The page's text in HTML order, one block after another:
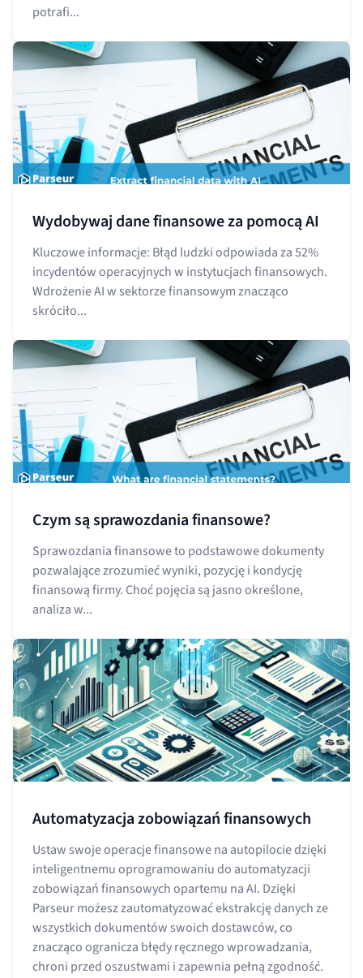
potrafi...
Wydobywaj dane finansowe za pomocą AI
Kluczowe informacje: Błąd ludzki odpowiada za 52%
incydentów operacyjnych w instytucjach finansowych.
Wdrożenie AI w sektorze finansowym znacząco
skróciło...
Czym są sprawozdania finansowe?
Sprawozdania finansowe to podstawowe dokumenty
pozwalające zrozumieć wyniki, pozycję i kondycję
finansową firmy. Choć pojęcia są jasno określone,
analiza w...
Automatyzacja zobowiązań finansowych
Ustaw swoje operacje finansowe na autopilocie dzięki
inteligentnemu oprogramowaniu do automatyzacji
zobowiązań finansowych opartemu na AI. Dzięki
Parseur możesz zautomatyzować ekstrakcję danych ze
wszystkich dokumentów swoich dostawców, co
znacząco ogranicza błędy ręcznego wprowadzania,
chroni przed oszustwami i zapewnia pełną zgodność.